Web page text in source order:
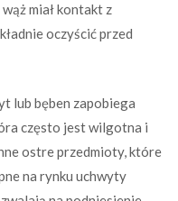
miał kontakt z
oczyścić przed
lub bęben zapobiega
często jest wilgotna i
ostre przedmioty, które
na rynku uchwyty